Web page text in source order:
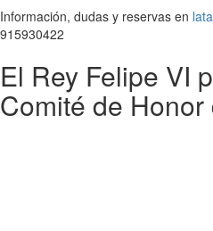
Información, dudas y reservas en
915930422
El Rey Felipe VI
Comité de Honor